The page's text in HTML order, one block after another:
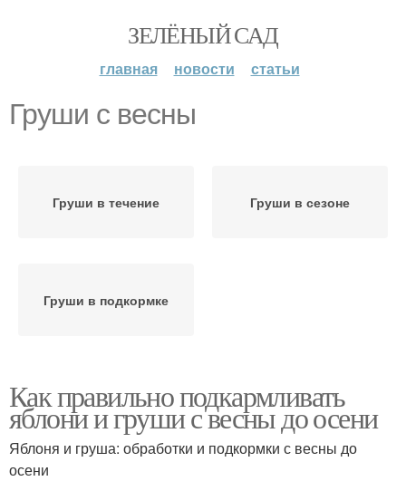
ЗЕЛЁНЫЙ САД
главная новости статьи
Груши с весны
Груши в течение Груши в сезоне
Груши в подкормке
Как правильно подкармливать
яблони и груши с весны до осени
Яблоня и груша: обработки и подкормки с весны до
осени